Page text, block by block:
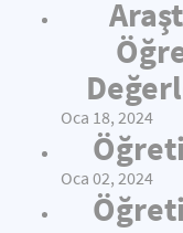
Oca 18, 2024
Oca 02, 2024